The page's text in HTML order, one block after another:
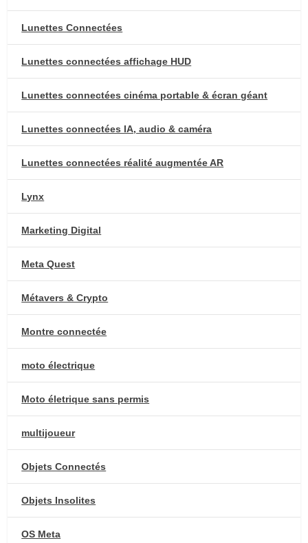
Lunettes Connectées
Lunettes connectées affichage HUD
Lunettes connectées cinéma portable & écran géant
Lunettes connectées IA, audio & caméra
Lunettes connectées réalité augmentée AR
Lynx
Marketing Digital
Meta Quest
Métavers & Crypto
Montre connectée
moto électrique
Moto életrique sans permis
multijoueur
Objets Connectés
Objets Insolites
OS Meta